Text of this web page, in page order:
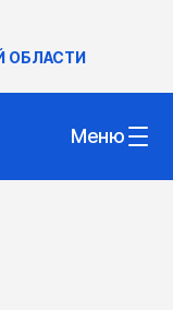
ОБЛАСТИ
Меню